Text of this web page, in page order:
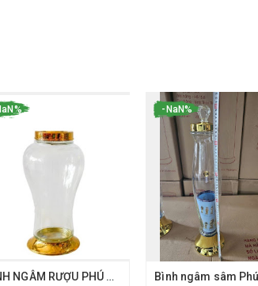
BÌNH NGÂM RƯỢU PHÚ HÒA 6 LÍT
-NaN%